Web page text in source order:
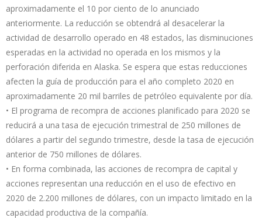
aproximadamente el 10 por ciento de lo anunciado
anteriormente. La reducción se obtendrá al desacelerar la
actividad de desarrollo operado en 48 estados, las disminuciones
esperadas en la actividad no operada en los mismos y la
perforación diferida en Alaska. Se espera que estas reducciones
afecten la guía de producción para el año completo 2020 en
aproximadamente 20 mil barriles de petróleo equivalente por día.
• El programa de recompra de acciones planificado para 2020 se
reducirá a una tasa de ejecución trimestral de 250 millones de
dólares a partir del segundo trimestre, desde la tasa de ejecución
anterior de 750 millones de dólares.
• En forma combinada, las acciones de recompra de capital y
acciones representan una reducción en el uso de efectivo en
2020 de 2.200 millones de dólares, con un impacto limitado en la
capacidad productiva de la compañía.